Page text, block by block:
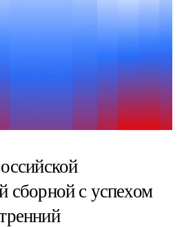
сборной с успехом